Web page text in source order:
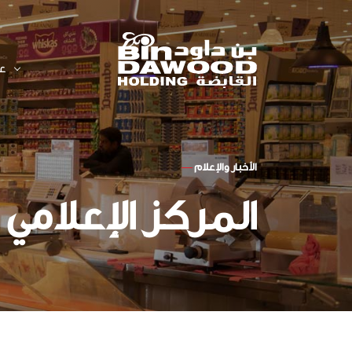
بن داود
نظرة عامة عن الشركة
الجوائز
الرسم البيانى لسعر السهم
البيانات المالية للشركة
نظرة عامة على توزيعات
الأرباح
التقرير السنوي 2025م
لوائح عمل اللجان
الأنظمة والسياسات
تقارير الممارسات البيئية
والاجتماعية والحوكمة
ابق على اتصال
سياسة الإبلاغ عن المخالفات الأخبار والإعلام—
المركز الإعلامي